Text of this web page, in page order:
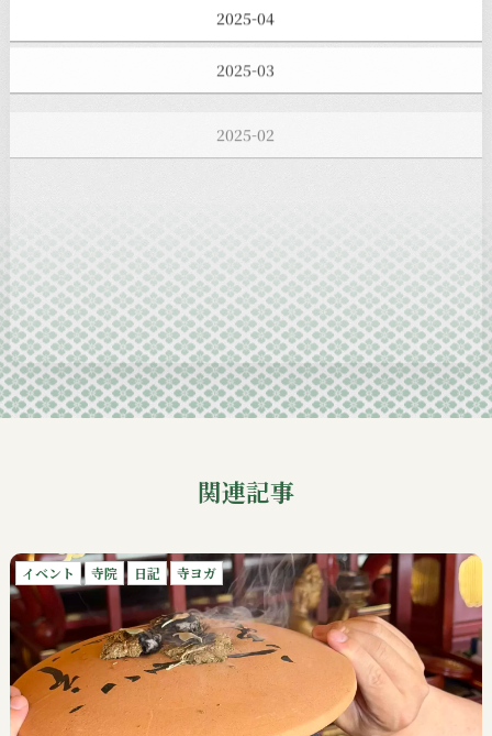
2025-04
2025-03
2025-01
2024-10
2024-09
関連記事
イベント 寺院 日記 寺ヨガ